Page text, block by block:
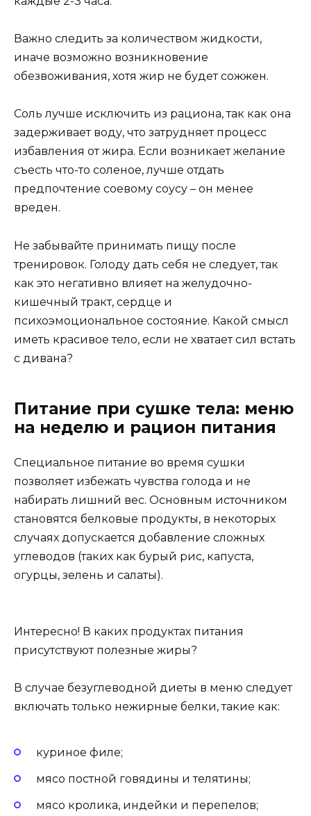
Важно следить за количеством жидкости,
иначе возможно возникновение
обезвоживания, хотя жир не будет сожжен.
Соль лучше исключить из рациона, так как она
задерживает воду, что затрудняет процесс
избавления от жира. Если возникает желание
съесть что-то соленое, лучше отдать
предпочтение соевому соусу – он менее
вреден.
Не забывайте принимать пищу после
тренировок. Голоду дать себя не следует, так
как это негативно влияет на желудочно-
кишечный тракт, сердце и
психоэмоциональное состояние. Какой смысл
иметь красивое тело, если не хватает сил встать
с дивана?
Питание при сушке тела: меню
на неделю и рацион питания
Специальное питание во время сушки
позволяет избежать чувства голода и не
набирать лишний вес. Основным источником
становятся белковые продукты, в некоторых
случаях допускается добавление сложных
углеводов (таких как бурый рис, капуста,
огурцы, зелень и салаты).
Интересно! В каких продуктах питания
присутствуют полезные жиры?
В случае безуглеводной диеты в меню следует
включать только нежирные белки, такие как:
куриное филе;
мясо постной говядины и телятины;
мясо кролика, индейки и перепелов;